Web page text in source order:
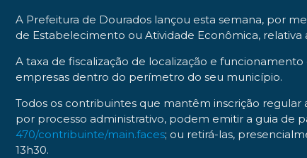
A Prefeitura de Dourados lançou esta semana, por
de Estabelecimento ou Atividade Econômica, relativa
A taxa de fiscalização de localização e
empresas dentro do perímetro do seu município.
Todos os contribuintes que mantêm inscrição
por processo administrativo, podem emitir a guia de
470/contribuinte/main.faces; ou retirá-las,
13h30.